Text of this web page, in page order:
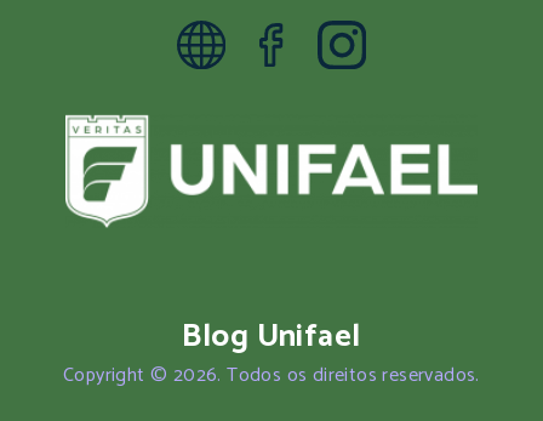
Blog Unifael
Copyright © 2026. Todos os direitos reservados.